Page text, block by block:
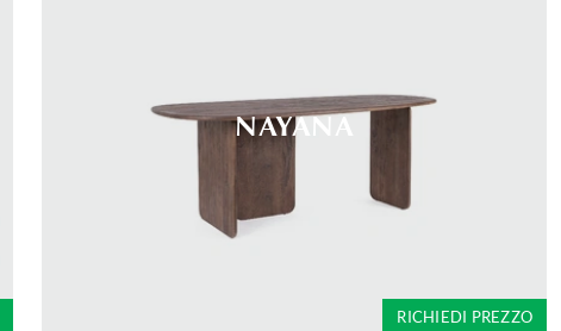
NAYANA
RICHIEDI PREZZO